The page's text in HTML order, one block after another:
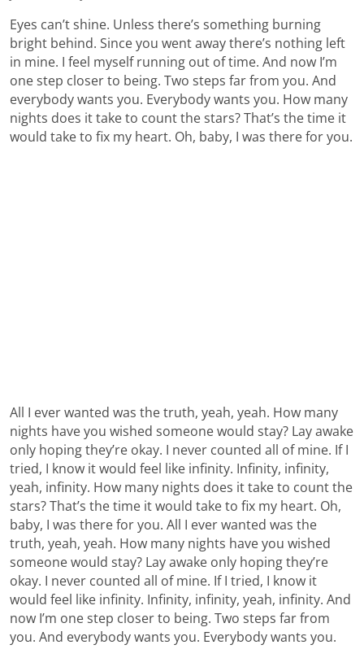
Eyes can’t shine. Unless there’s something burning
bright behind. Since you went away there’s nothing left
in mine. I feel myself running out of time. And now I’m
one step closer to being. Two steps far from you. And
everybody wants you. Everybody wants you. How many
nights does it take to count the stars? That’s the time it
would take to fix my heart. Oh, baby, I was there for you.
All I ever wanted was the truth, yeah, yeah. How many
nights have you wished someone would stay? Lay awake
only hoping they’re okay. I never counted all of mine. If I
tried, I know it would feel like infinity. Infinity, infinity,
yeah, infinity. How many nights does it take to count the
stars? That’s the time it would take to fix my heart. Oh,
baby, I was there for you. All I ever wanted was the
truth, yeah, yeah. How many nights have you wished
someone would stay? Lay awake only hoping they’re
okay. I never counted all of mine. If I tried, I know it
would feel like infinity. Infinity, infinity, yeah, infinity. And
now I’m one step closer to being. Two steps far from
you. And everybody wants you. Everybody wants you.